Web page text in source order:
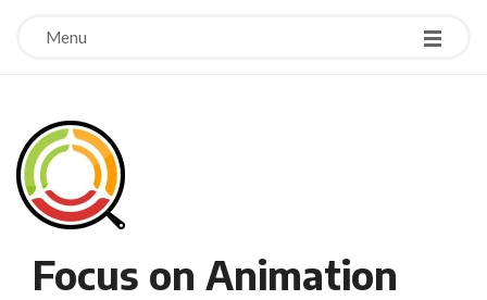
Menu
Focus on Animation